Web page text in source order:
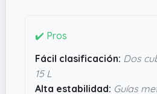
Lo que mola es que tiene
para reciclar y vaciar con
metálicas y el marco de
✔️ Pros
Fácil clasificación: Dos
15 L
Alta estabilidad: Guías